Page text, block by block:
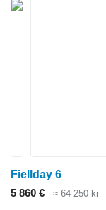
Fiellday 6
5 860 €
≈ 64 250 kr